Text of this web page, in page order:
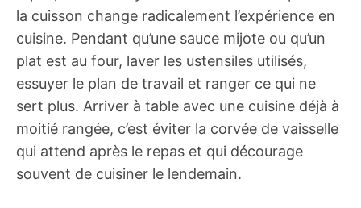
la cuisson change radicalement l’expérience en
cuisine. Pendant qu’une sauce mijote ou qu’un
plat est au four, laver les ustensiles utilisés,
essuyer le plan de travail et ranger ce qui ne
sert plus. Arriver à table avec une cuisine déjà à
moitié rangée, c’est éviter la corvée de vaisselle
qui attend après le repas et qui décourage
souvent de cuisiner le lendemain.